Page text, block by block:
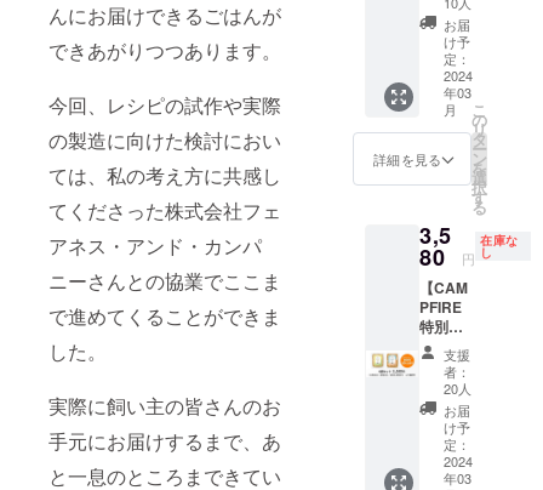
んにお届けできるごはんが
できあがりつつあります。
今回、レシピの試作や実際
の製造に向けた検討におい
ては、私の考え方に共感し
てくださった株式会社フェ
アネス・アンド・カンパ
ニーさんとの協業でここま
で進めてくることができま
した。
実際に飼い主の皆さんのお
手元にお届けするまで、あ
と一息のところまできてい
冊子に
詳しく
記載し
ていま
すの
で、そ
ちらを
読みい
ただい
上がり
くださ
い。
【レシ
ピにつ
いて】
＜お肉
ごはん
（鶏）
＞ 国産
の鶏肉
をふん
だんに
45分：
11,000
円相
当）が
セット
になっ
た限定
セット
※レシピ
びくだ
さい：
「お肉
（鶏）
ごはん
✕ 16
袋」
「お魚
（鮭）
ごはん
✕ 16
袋」
「お肉
月中旬
発売開
始予
定） ※
レシピ
をお選
びくだ
さい：
✕ 16
袋」
「お魚
（鮭）
ごはん
✕ 16
袋」
「お肉
（鶏）
ごは
ん・お
（鮭）
彩の長
生き犬
ごは
ん」4袋
セット
★予定
販売価
格
（3,980
円/2024
旬発売
開始予
定）の
▲25%
OFFで
お試し
いただ
ける早
割セッ
トで
す。 ※
レシピ
をお選
びくだ
お届
け予
定：
2024
年03
月
詳細を見る
こ
の
リ
タ
ー
ン
を
選
択
す
る
3,5
80 円
在庫な
し
【CAM
PFIRE
特別価
格：
▲10%
OFF】
「獣医
師 林美
彩の長
生き犬
ごは
支援
者：
20人
お届
け予
定：
2024
年03